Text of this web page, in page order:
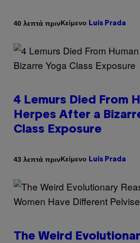
40 λεπτά πρινΚείμενο Luis Prada
4 Lemurs Died From
Herpes After a
Class Exposure
43 λεπτά πρινΚείμενο Luis Prada
The Weird